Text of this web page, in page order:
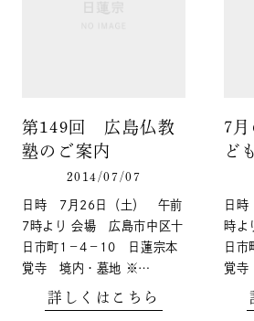
第149回 広島仏教
塾のご案内
2014/07/07
日時 7月26日（土） 午前
7時より 会場 広島市中区十
日市町1－4－10 日蓮宗本
覚寺 境内・墓地 ※…
詳しくはこちら
7
ど
日
時よ
日
覚